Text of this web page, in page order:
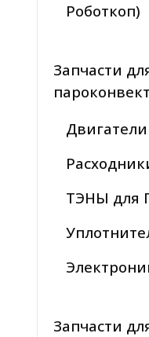
Роботкоп)
Запчасти
Двигатели
ТЭНЫ для
Запчасти